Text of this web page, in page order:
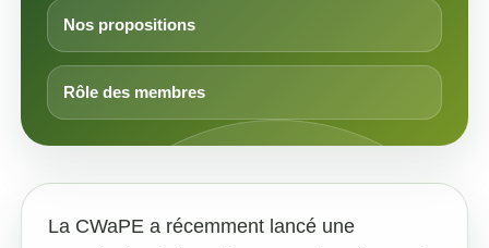
Nos propositions
Rôle des membres
La CWaPE a récemment lancé une